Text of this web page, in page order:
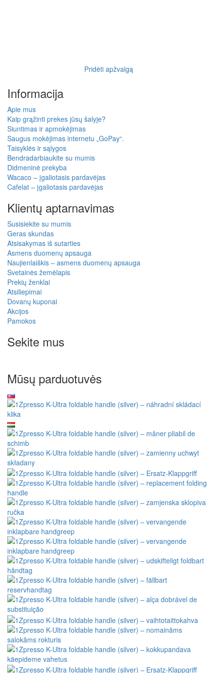
Pridėti apžvalgą
Informacija
Apie mus
Kaip grąžinti prekes jūsų šalyje?
Siuntimas ir apmokėjimas
Saugus mokėjimas internetu „GoPay“.
Taisyklės ir sąlygos
Bendradarbiaukite su mumis
Didmeninė prekyba
Wacaco – įgaliotasis pardavėjas
Cafelat – įgaliotasis pardavėjas
Klientų aptarnavimas
Susisiekite su mumis
Geras skundas
Atsisakymas iš sutarties
Asmens duomenų apsauga
Naujienlaiškis – asmens duomenų apsauga
Svetainės žemėlapis
Prekių ženklai
Atsiliepimai
Dovanų kuponai
Akcijos
Pamokos
Sekite mus
Mūsų parduotuvės